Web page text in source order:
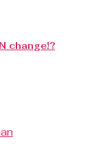
change!?